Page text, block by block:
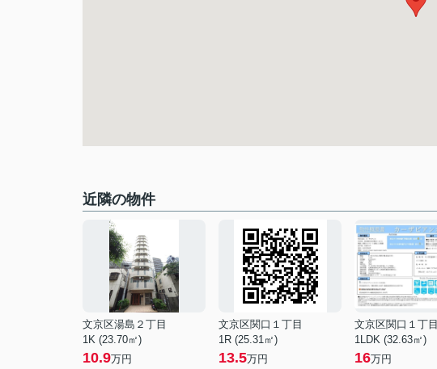
近隣の物件
文京区湯島２丁目
1K (23.70㎡)
10.9万円
文京区関口１丁目
1R (25.31㎡)
13.5万円
文京区関口１丁目
1LDK (32.63㎡)
16万円